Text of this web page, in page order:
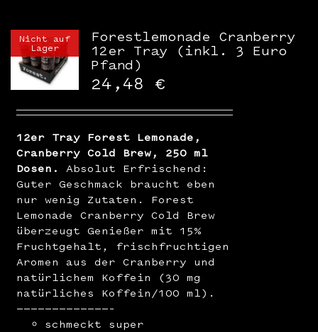
Nicht auf
Lager
Forestlemonade Cranberry
12er Tray (inkl. 3 Euro
Pfand)
24,48 €
12er Tray Forest Lemonade,
Cranberry Cold Brew, 250 ml
Dosen.
Absolut Erfrischend:
Guter Geschmack braucht eben
nur wenig Zutaten. Forest
Lemonade Cranberry Cold Brew
überzeugt Genießer mit 15%
Fruchtgehalt, frischfruchtigen
Aromen aus der Cranberry und
natürlichem Koffein (30 mg
natürliches Koffein/100 ml).
—————————————–
schmeckt super